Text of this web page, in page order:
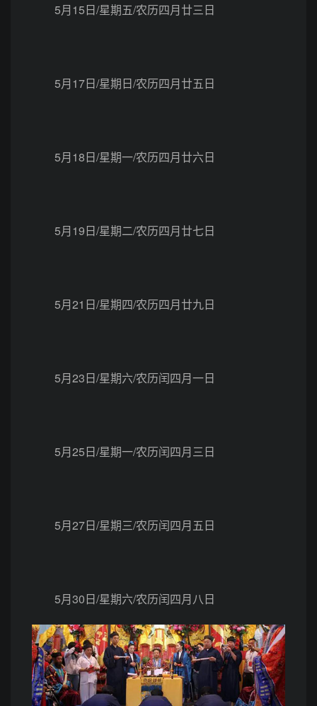
5月15日/星期五/农历四月廿三日
5月17日/星期日/农历四月廿五日
5月18日/星期一/农历四月廿六日
5月19日/星期二/农历四月廿七日
5月21日/星期四/农历四月廿九日
5月23日/星期六/农历闰四月一日
5月25日/星期一/农历闰四月三日
5月27日/星期三/农历闰四月五日
5月30日/星期六/农历闰四月八日